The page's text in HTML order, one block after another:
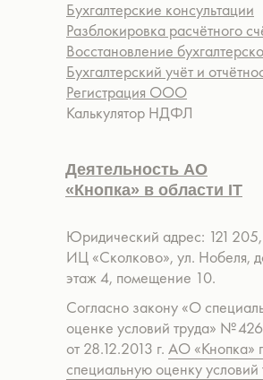
Бухгалтерские консультации
Разблокировка расчётного
Восстановление
Бухгалтерский учёт и
Регистрация ООО
Калькулятор НДФЛ
Деятельность АО
«Кнопка» в области IT
Юридический адрес: 121
ИЦ «Сколково», ул. Нобеля,
этаж 4, помещение 10.
Согласно закону «О
оценке условий труда» №
от 28.12.2013 г. АО «Кнопка»
специальную оценку условий